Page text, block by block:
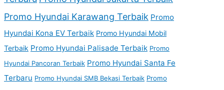
Promo Hyundai Karawang Terbaik Promo
Hyundai Kona EV Terbaik Promo Hyundai Mobil
Terbaik Promo Hyundai Palisade Terbaik Promo
Hyundai Pancoran Terbaik Promo Hyundai Santa Fe
Terbaru Promo Hyundai SMB Bekasi Terbaik Promo